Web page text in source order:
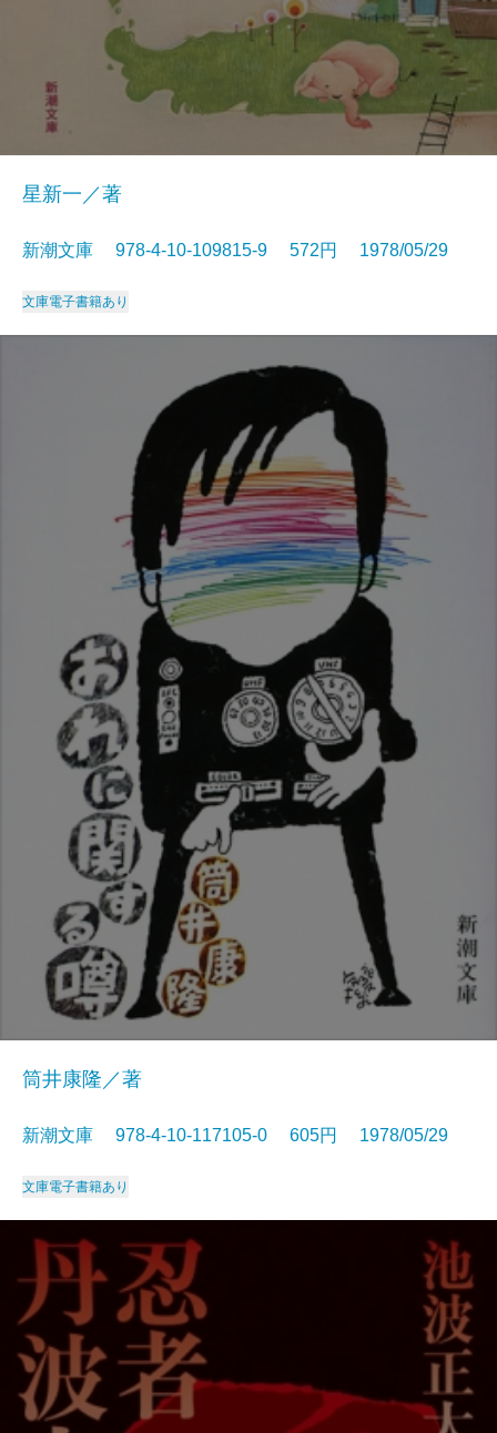
星新一／著
新潮文庫 978-4-10-109815-9 572円 1978/05/29
文庫電子書籍あり
筒井康隆／著
新潮文庫 978-4-10-117105-0 605円 1978/05/29
文庫電子書籍あり